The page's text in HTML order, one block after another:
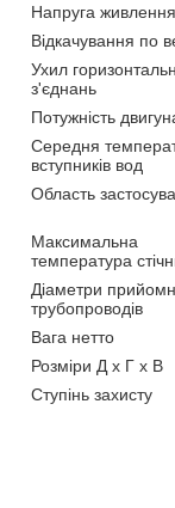
Напруга живлення
Відкачування по
Ухил
з'єднань
Потужність
Середня
вступників вод
Область
Максимальна
температура
Діаметри
трубопроводів
Вага нетто
Розміри Д х Г х В
Ступінь захисту